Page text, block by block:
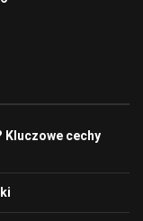
Kluczowe cechy